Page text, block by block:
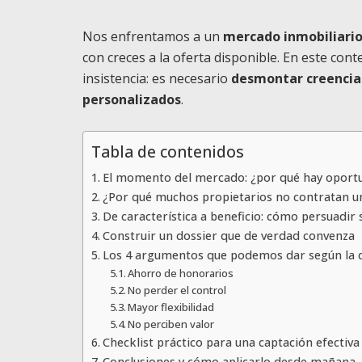
Nos enfrentamos a un mercado
con creces a la oferta disponible. En este
insistencia: es necesario desmontar
personalizados.
Tabla de contenidos
El momento del mercado: ¿por qué hay
¿Por qué muchos propietarios no contratan
De característica a beneficio: cómo persuadir
Construir un dossier que de verdad convenza
Los 4 argumentos que podemos dar según
Ahorro de honorarios
No perder el control
Mayor flexibilidad
No perciben valor
Checklist práctico para una captación efectiva